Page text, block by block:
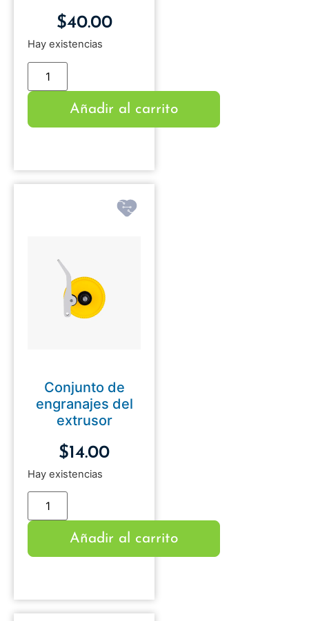
$40.00
Hay existencias
Añadir al carrito
Conjunto de
engranajes del
extrusor
$14.00
Hay existencias
Añadir al carrito